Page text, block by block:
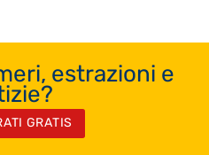
estrazioni e
GRATIS